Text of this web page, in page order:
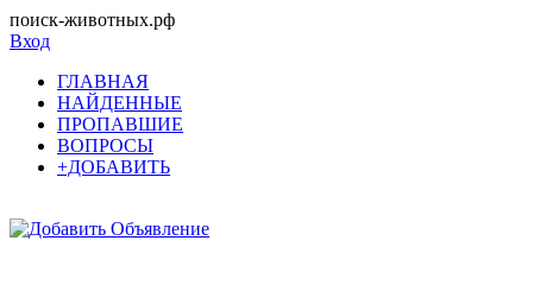
поиск-животных.рф
Вход
ГЛАВНАЯ
НАЙДЕННЫЕ
ПРОПАВШИЕ
ВОПРОСЫ
+ДОБАВИТЬ